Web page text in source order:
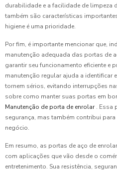
durabilidade e a facilidade de limpeza
também são características
higiene é uma prioridade.
Por fim, é importante mencionar que,
manutenção adequada das portas de
garantir seu funcionamento eficiente e
manutenção regular ajuda a identificar
tornem sérios, evitando interrupções
sobre como manter suas portas em
Manutenção de porta de enrolar. Essa
segurança, mas também contribui
negócio.
Em resumo, as portas de aço de
com aplicações que vão desde o
entretenimento. Sua resistência,